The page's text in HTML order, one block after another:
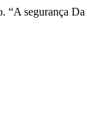
“A segurança